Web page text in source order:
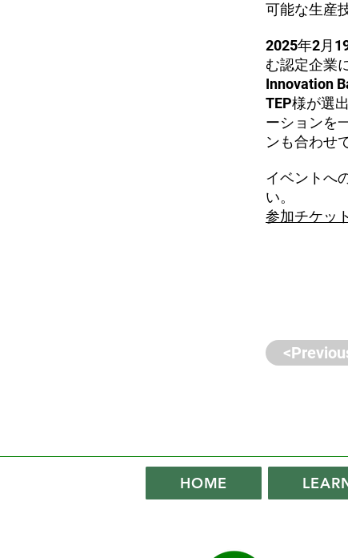
可能な生産
2025年2月
む認定企業
Innovation
TEP様が選
ーションを
ンも合わせ
イベントへ
い。
参加チケッ
HOME